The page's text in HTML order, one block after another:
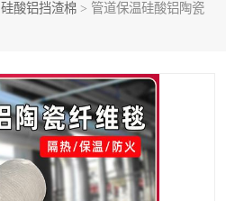
硅酸铝挡渣棉 > 管道保温硅酸铝陶瓷
硅酸铝纤维毯
硅酸铝模块
硅酸铝板